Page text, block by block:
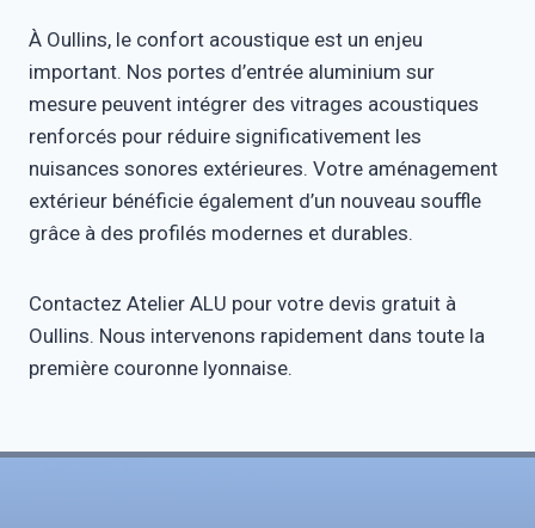
À Oullins, le confort acoustique est un enjeu
important. Nos portes d’entrée aluminium sur
mesure peuvent intégrer des vitrages acoustiques
renforcés pour réduire significativement les
nuisances sonores extérieures. Votre aménagement
extérieur bénéficie également d’un nouveau souffle
grâce à des profilés modernes et durables.
Contactez Atelier ALU pour votre devis gratuit à
Oullins. Nous intervenons rapidement dans toute la
première couronne lyonnaise.